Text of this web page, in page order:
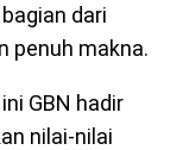
dari
penuh makna.
GBN hadir
nilai-nilai